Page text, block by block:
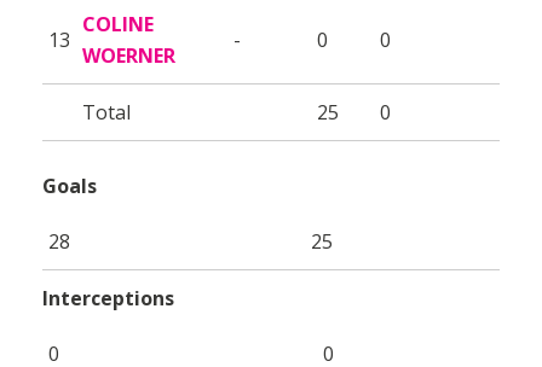
13
COLINE
WOERNER
- 0 0
Total 25 0
Goals
28 25
Interceptions
0 0